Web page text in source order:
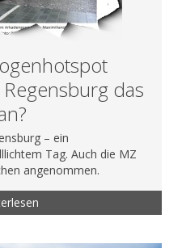
das
– ein
Tag. Auch die MZ
angenommen.